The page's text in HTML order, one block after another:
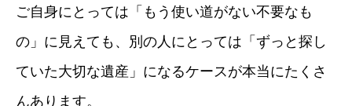
ご自身にとっては「もう使い道がない不要なも
の」に見えても、別の人にとっては「ずっと探し
ていた大切な遺産」になるケースが本当にたくさ
んあります。